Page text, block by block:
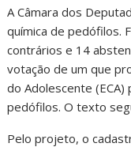
A Câmara dos
química de pedófilos.
contrários e 14
votação de um que
do Adolescente
pedófilos. O texto
Pelo projeto, o